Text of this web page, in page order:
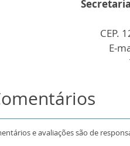
CEP.
E-
e avaliações são de